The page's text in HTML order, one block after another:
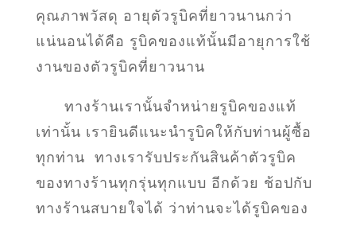
คุณภาพวัสดุ อายุตัวรูบิคที่ยาวนานกว่า
แน่นอนได้คือ รูบิคของแท้นั้นมีอายุการใช้
งานของตัวรูบิคที่ยาวนาน
ทางร้านเรานั้นจำหน่ายรูบิคของแท้
เท่านั้น เรายินดีแนะนำรูบิคให้กับท่านผู้ซื้อ
ทุกท่าน ทางเรารับประกันสินค้าตัวรูบิค
ของทางร้านทุกรุ่นทุกแบบ อีกด้วย ช้อปกับ
ทางร้านสบายใจได้ ว่าท่านจะได้รูบิคของ